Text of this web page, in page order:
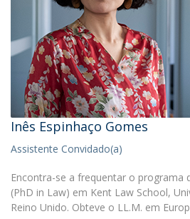
Inês Espinhaço Gomes
Assistente Convidado(a)
Encontra-se a frequentar o programa
(PhD in Law) em Kent Law School,
Reino Unido. Obteve o LL.M. em